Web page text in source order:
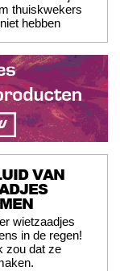
thuiskwekers
hebben
VAN
wietzaadjes
in de regen!
zou dat ze